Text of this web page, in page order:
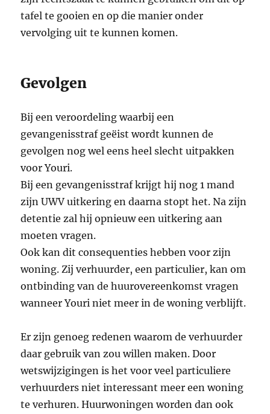
tafel te gooien en op die manier onder
vervolging uit te kunnen komen.
Gevolgen
Bij een veroordeling waarbij een
gevangenisstraf geëist wordt kunnen de
gevolgen nog wel eens heel slecht uitpakken
voor Youri.
Bij een gevangenisstraf krijgt hij nog 1 mand
zijn UWV uitkering en daarna stopt het. Na zijn
detentie zal hij opnieuw een uitkering aan
moeten vragen.
Ook kan dit consequenties hebben voor zijn
woning. Zij verhuurder, een particulier, kan om
ontbinding van de huurovereenkomst vragen
wanneer Youri niet meer in de woning verblijft.
Er zijn genoeg redenen waarom de verhuurder
daar gebruik van zou willen maken. Door
wetswijzigingen is het voor veel particuliere
verhuurders niet interessant meer een woning
te verhuren. Huurwoningen worden dan ook